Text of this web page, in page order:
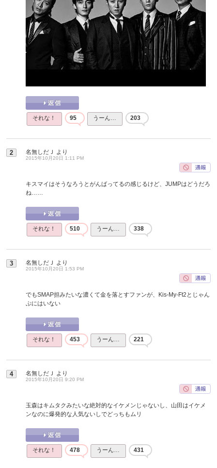
それな！ 95 うーん… 203
2 名無しだＪ より
2015年10月20日 1:11 PM
キスマイはそうなろうとがんばってるの感じるけど、JUMPはどうだろ
ね……
それな！ 510 うーん… 338
3 名無しだＪ より
2015年10月20日 1:53 PM
でもSMAP担みたいな濃くて金を落とすファンが、Kis-My-Ft2とじゃん
ぷにはいない
それな！ 453 うーん… 221
4 名無しだＪ より
2015年10月20日 9:20 PM
玉森はキムタクみたいな絶対的なイケメンじゃないし、山田はイケメ
ンなのに爆発的な人気ないしでどっちもムリ
それな！ 478 うーん… 431